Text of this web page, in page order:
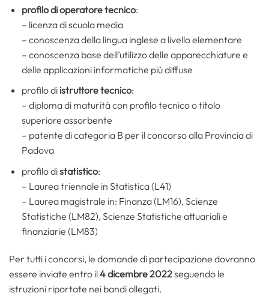
profilo di operatore tecnico:
– licenza di scuola media
– conoscenza della lingua inglese a livello elementare
– conoscenza base dell’utilizzo delle apparecchiature e
delle applicazioni informatiche più diffuse
profilo di istruttore tecnico:
– diploma di maturità con profilo tecnico o titolo
superiore assorbente
– patente di categoria B per il concorso alla Provincia di
Padova
profilo distatistico:
– Laurea triennale in Statistica (L41)
– Laurea magistrale in: Finanza (LM16), Scienze
Statistiche (LM82), Scienze Statistiche attuariali e
finanziarie (LM83)
Per tutti i concorsi, le domande di partecipazione dovranno
essere inviate entro il4 dicembre 2022seguendo le
istruzioni riportate nei bandi allegati.